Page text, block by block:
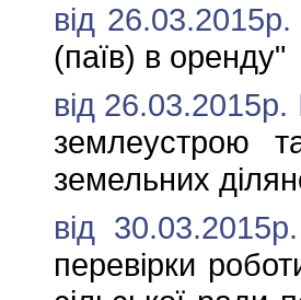
від
(паїв) в оренду"
від
землеустрою
земельних
від
перевірки